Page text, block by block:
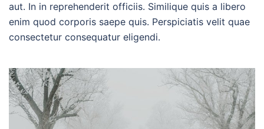
aut. In in reprehenderit officiis. Similique quis a libero
enim quod corporis saepe quis. Perspiciatis velit quae
consectetur consequatur eligendi.